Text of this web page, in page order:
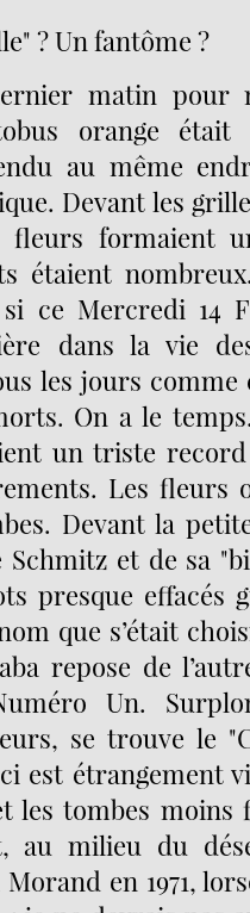
? Un fantôme ?
matin pour
orange
au même
Devant les
fleurs formaient
étaient
si ce Mercredi 14
dans la vie
les jours comme
On a le
un triste record
Les fleurs
Devant la
Schmitz et de sa
presque effacés
que s’était
repose de
Un.
se trouve le
est étrangement
les tombes moins
au milieu du
en 1971,